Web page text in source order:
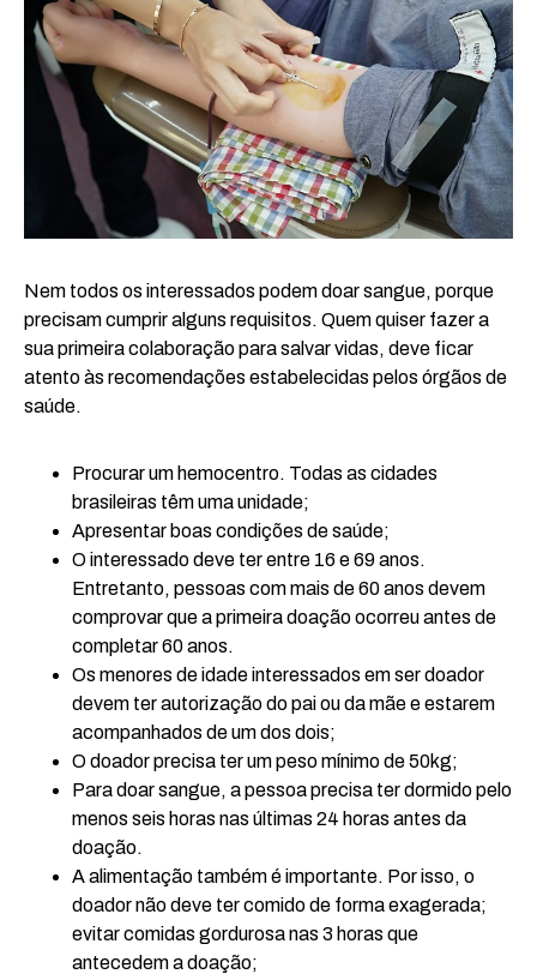
Nem todos os interessados podem doar sangue, porque
precisam cumprir alguns requisitos. Quem quiser fazer a
sua primeira colaboração para salvar vidas, deve ficar
atento às recomendações estabelecidas pelos órgãos de
saúde.
Procurar um hemocentro. Todas as cidades
brasileiras têm uma unidade;
Apresentar boas condições de saúde;
O interessado deve ter entre 16 e 69 anos.
Entretanto, pessoas com mais de 60 anos devem
comprovar que a primeira doação ocorreu antes de
completar 60 anos.
Os menores de idade interessados em ser doador
devem ter autorização do pai ou da mãe e estarem
acompanhados de um dos dois;
O doador precisa ter um peso mínimo de 50kg;
Para doar sangue, a pessoa precisa ter dormido pelo
menos seis horas nas últimas 24 horas antes da
doação.
A alimentação também é importante. Por isso, o
doador não deve ter comido de forma exagerada;
evitar comidas gordurosa nas 3 horas que
antecedem a doação;